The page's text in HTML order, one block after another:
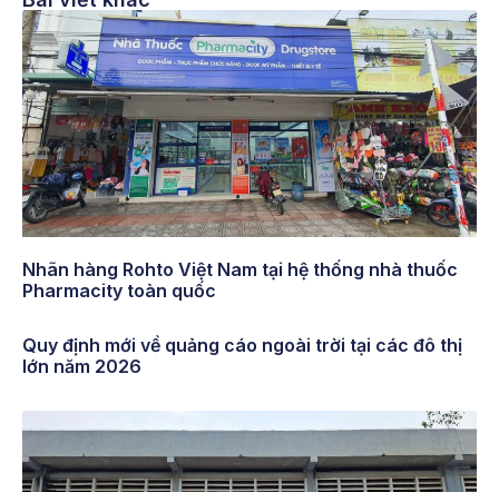
Nhãn hàng Rohto Việt Nam tại hệ thống nhà thuốc
Pharmacity toàn quốc
Quy định mới về quảng cáo ngoài trời tại các đô thị
lớn năm 2026